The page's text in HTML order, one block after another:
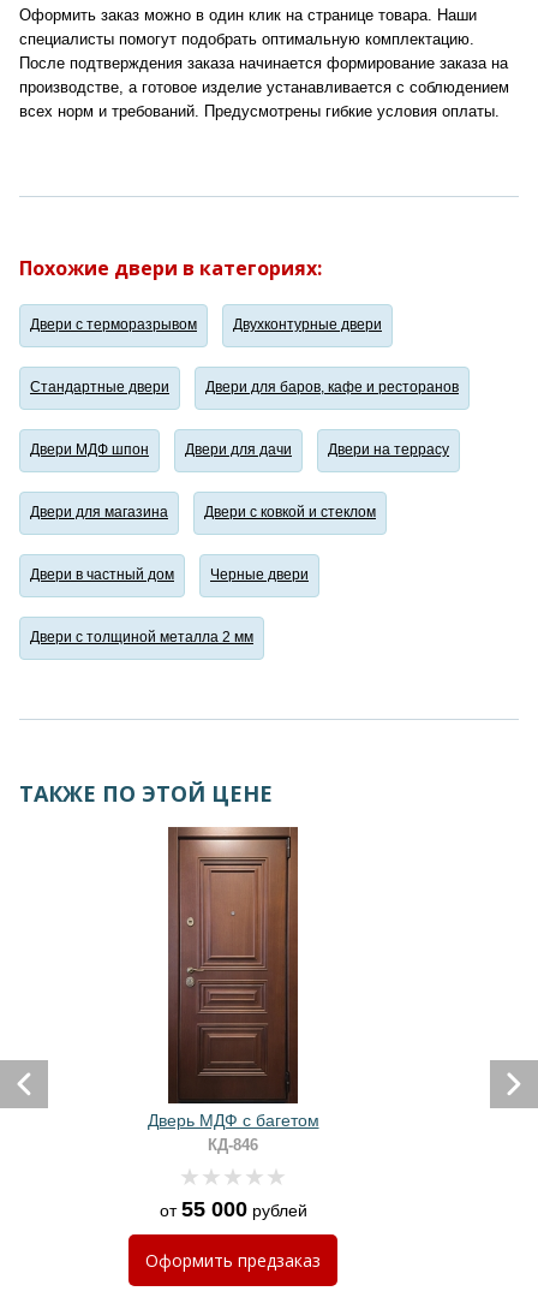
Оформить заказ можно в один клик на странице товара. Наши
специалисты помогут подобрать оптимальную комплектацию.
После подтверждения заказа начинается формирование заказа на
производстве, а готовое изделие устанавливается с соблюдением
всех норм и требований. Предусмотрены гибкие условия оплаты.
Похожие двери в категориях:
Двери с терморазрывом Двухконтурные двери
Стандартные двери Двери для баров, кафе и ресторанов
Двери МДФ шпон Двери для дачи Двери на террасу
Двери для магазина Двери с ковкой и стеклом
Двери в частный дом Черные двери
Двери с толщиной металла 2 мм
ТАКЖЕ ПО ЭТОЙ ЦЕНЕ
Дверь МДФ с багетом
КД-846
от55 000рублей
Оформить предзаказ